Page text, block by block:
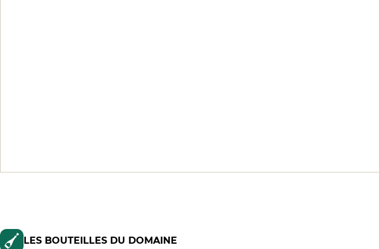
LES BOUTEILLES DU DOMAINE